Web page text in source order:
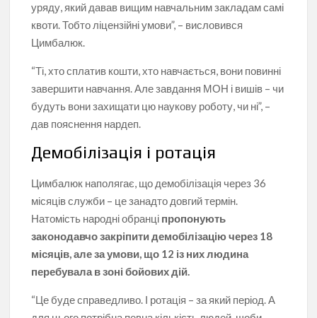
уряду, який давав вищим навчальним закладам самі
квоти. Тобто ліцензійні умови”, – висловився
Цимбалюк.
“Ті, хто сплатив кошти, хто навчається, вони повинні
завершити навчання. Але завдання МОН і вишів – чи
будуть вони захищати цю наукову роботу, чи ні”, –
дав пояснення нардеп.
Демобілізація і ротація
Цимбалюк наполягає, що демобілізація через 36
місяців служби – це занадто довгий термін.
Натомість народні обранці пропонують
законодавчо закріпити демобілізацію через 18
місяців, але за умови, що 12 із них людина
перебувала в зоні бойових дій.
“Це буде справедливо. І ротація – за який період. А